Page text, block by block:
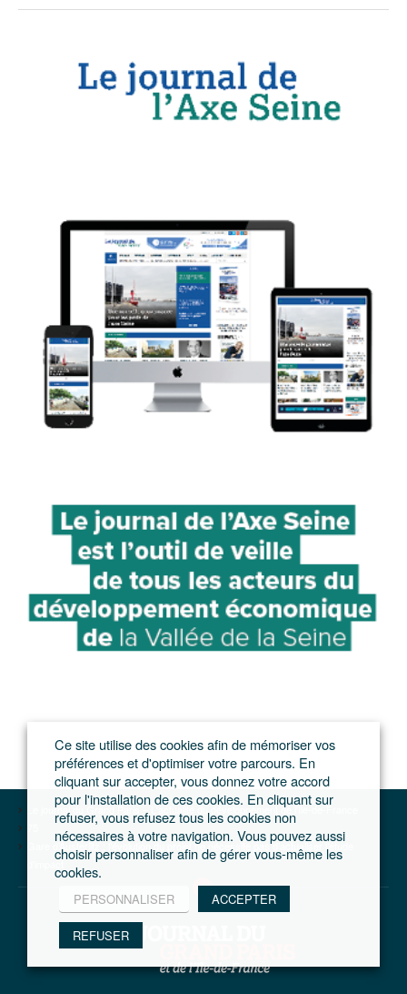
Le journal du Grand Paris – L'actualité du développement de l'Ile-de-France
Gare d’Austerlitz : l’évolution du projet ne nécessite pas d’actualiser l’étude
d’impact
Ce site utilise des cookies afin de mémoriser vos
préférences et d'optimiser votre parcours. En
cliquant sur accepter, vous donnez votre accord
pour l'installation de ces cookies. En cliquant sur
refuser, vous refusez tous les cookies non
nécessaires à votre navigation. Vous pouvez aussi
choisir personnaliser afin de gérer vous-même les
cookies.
PERSONNALISER ACCEPTER
REFUSER